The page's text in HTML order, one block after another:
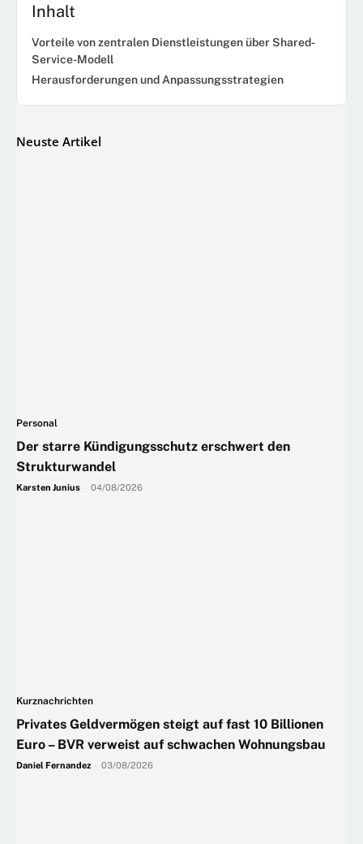
Inhalt
Vorteile von zentralen Dienstleistungen über Shared-
Service-Modell
Herausforderungen und Anpassungsstrategien
Neuste Artikel
Personal
Der starre Kündigungsschutz erschwert den
Strukturwandel
Karsten Junius 04/08/2026
Kurznachrichten
Privates Geldvermögen steigt auf fast 10 Billionen
Euro – BVR verweist auf schwachen Wohnungsbau
Daniel Fernandez 03/08/2026